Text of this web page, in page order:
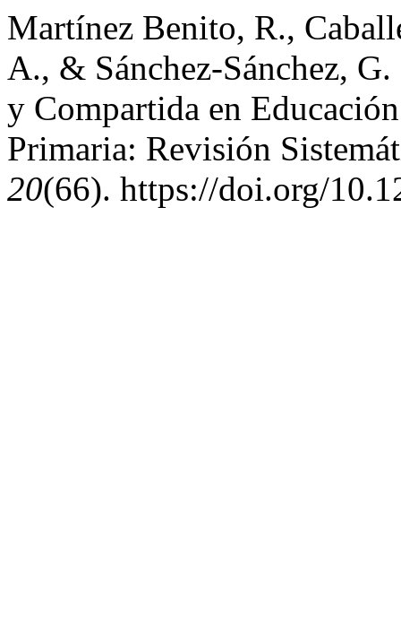
Martínez Benito, R.,
A., & Sánchez-Sánchez,
y Compartida en
Primaria: Revisión
20(66). https://doi.org/